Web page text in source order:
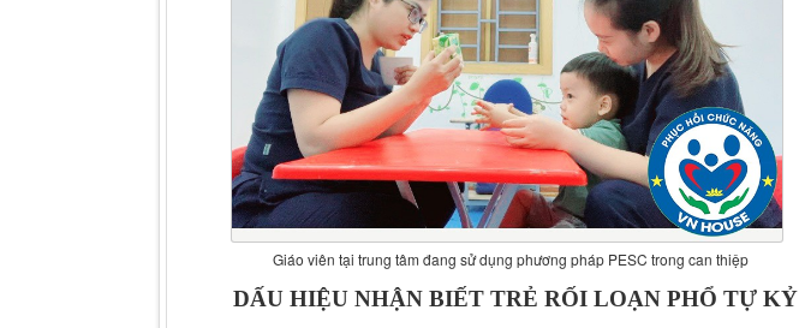
Giáo viên tại trung tâm đang sử dụng phương pháp PESC trong can thiệp
DẤU HIỆU NHẬN BIẾT TRẺ RỐI LOẠN PHỔ TỰ KỶ